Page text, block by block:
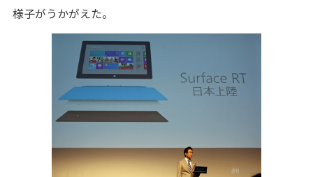
様子がうかがえた。